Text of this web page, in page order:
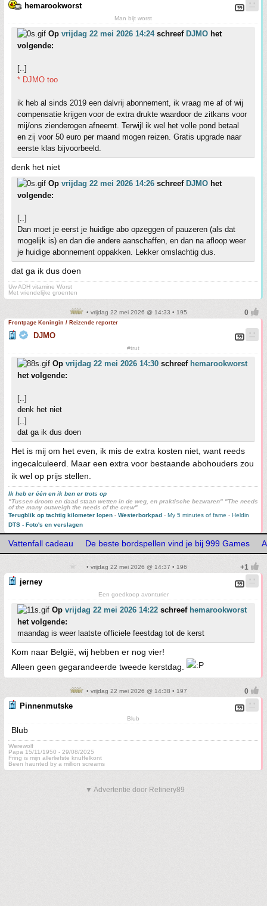
hemarookworst
Man bijt worst
Op vrijdag 22 mei 2026 14:24schreef DJMO het
volgende:
[..]
* DJMO too
ik heb al sinds 2019 een dalvrij abonnement, ik vraag me af of wij
compensatie krijgen voor de extra drukte waardoor de zitkans voor
mij/ons zienderogen afneemt. Terwijl ik wel het volle pond betaal
en zij voor 50 euro per maand mogen reizen. Gratis upgrade naar
eerste klas bijvoorbeeld.
denk het niet
Op vrijdag 22 mei 2026 14:26 schreef DJMO het
volgende:
[..]
Dan moet je eerst je huidige abo opzeggen of pauzeren (als dat
mogelijk is) en dan die andere aanschaffen, en dan na afloop weer
je huidige abonnement oppakken. Lekker omslachtig dus.
dat ga ik dus doen
Uw ADH vitamine Worst
Met vriendelijke groenten
• vrijdag 22 mei 2026 @ 14:33 • 195
Frontpage Koningin / Reizende reporter
DJMO
#trut
Op vrijdag 22 mei 2026 14:30 schreef hemarookworst
het volgende:
[..]
denk het niet
[..]
dat ga ik dus doen
Het is mij om het even, ik mis de extra kosten niet, want reeds
ingecalculeerd. Maar een extra voor bestaande abohouders zou
ik wel op prijs stellen.
Ik heb er één en ik ben er trots op
"Tussen droom en daad staan wetten in de weg, en praktische bezwaren" "The needs
of the many outweigh the needs of the crew"
Terugblik op tachtig kilometer lopen - Westerborkpad - My 5 minutes of fame - Heldin
DTS - Foto's en verslagen
Vattenfall cadeau De beste bordspellen vind je bij 999 Games
• vrijdag 22 mei 2026 @ 14:37 • 196
jerney
Een goedkoop avonturier
Op vrijdag 22 mei 2026 14:22 schreef hemarookworst
het volgende:
maandag is weer laatste officiele feestdag tot de kerst
Kom naar België, wij hebben er nog vier!
Alleen geen gegarandeerde tweede kerstdag.
• vrijdag 22 mei 2026 @ 14:38 • 197
Pinnenmutske
Blub
Blub
Werewolf
Papa 15/11/1950 - 29/08/2025
Fring is mijn allerliefste knuffelkont
Been haunted by a million screams
▼ Advertentie door Refinery89